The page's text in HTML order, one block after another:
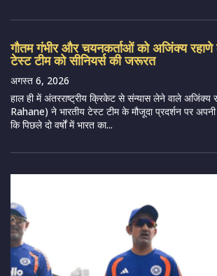
गौतम गंभीर और चयनकर्ताओं को अजिंक्य
टेस्ट टीम को सीनियर्स की जरूरत
अगस्त 6, 2026
हाल ही में अंतरराष्ट्रीय क्रिकेट से संन्यास लेने वाले
Rahane) ने भारतीय टेस्ट टीम के मौजूदा प्रदर्शन पर
कि पिछले दो वर्षों में भारत का...